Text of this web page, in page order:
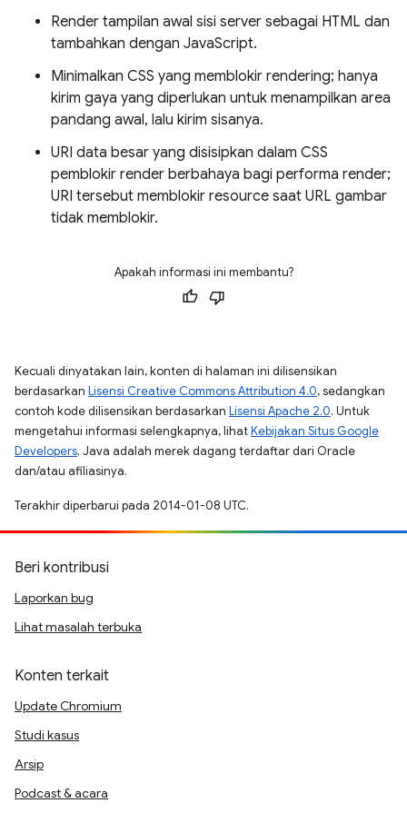
Render tampilan awal sisi server sebagai HTML dan
tambahkan dengan JavaScript.
Minimalkan CSS yang memblokir rendering; hanya
kirim gaya yang diperlukan untuk menampilkan area
pandang awal, lalu kirim sisanya.
URI data besar yang disisipkan dalam CSS
pemblokir render berbahaya bagi performa render;
URI tersebut memblokir resource saat URL gambar
tidak memblokir.
Apakah informasi ini membantu?
Kecuali dinyatakan lain, konten di halaman ini dilisensikan
berdasarkan Lisensi Creative Commons Attribution 4.0, sedangkan
contoh kode dilisensikan berdasarkan Lisensi Apache 2.0. Untuk
mengetahui informasi selengkapnya, lihatKebijakan Situs Google
Developers. Java adalah merek dagang terdaftar dari Oracle
dan/atau afiliasinya.
Terakhir diperbarui pada 2014-01-08 UTC.
Beri kontribusi
Laporkan bug
Lihat masalah terbuka
Konten terkait
Update Chromium
Studi kasus
Arsip
Podcast & acara